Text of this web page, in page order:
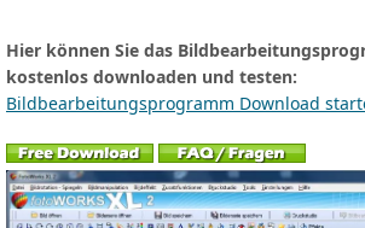
Hier können Sie das
kostenlos downloaden und testen:
Bildbearbeitungsprogramm Download